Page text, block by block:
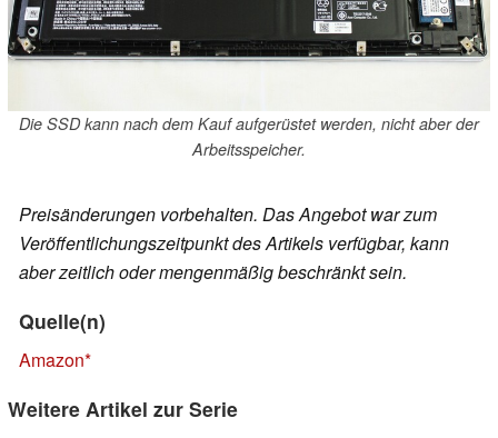
Die SSD kann nach dem Kauf aufgerüstet werden, nicht aber der
Arbeitsspeicher.
Preisänderungen vorbehalten. Das Angebot war zum
Veröffentlichungszeitpunkt des Artikels verfügbar, kann
aber zeitlich oder mengenmäßig beschränkt sein.
Quelle(n)
Amazon
Weitere Artikel zur Serie